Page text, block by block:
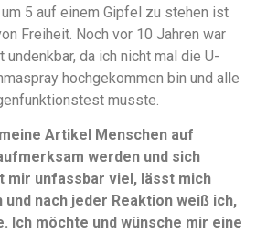
5 auf einem Gipfel zu stehen ist
Freiheit. Noch vor 10 Jahren war
da ich nicht mal die U-
hochgekommen bin und alle
musste.
Artikel Menschen auf
werden und sich
mir unfassbar viel, lässt mich
nach jeder Reaktion weiß ich,
Ich möchte und wünsche mir eine